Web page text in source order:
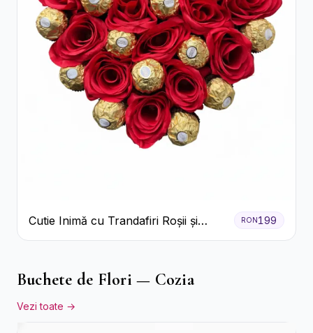
Cutie Inimă cu Trandafiri Roșii și
Ferrero Rocher
RON199
Buchete de Flori — Cozia
Vezi toate →